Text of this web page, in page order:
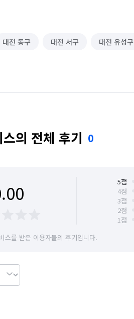
대전 동구 대전 서구 대전 유성구
의 전체 후기 0
5점
4점
3점
2점
1점
스를 받은 이용자들의 후기입니다.